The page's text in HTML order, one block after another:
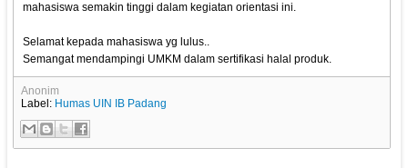
mahasiswa semakin tinggi dalam kegiatan orientasi ini.
Selamat kepada mahasiswa yg lulus..
Semangat mendampingi UMKM dalam sertifikasi halal produk.
Anonim
Label: Humas UIN IB Padang